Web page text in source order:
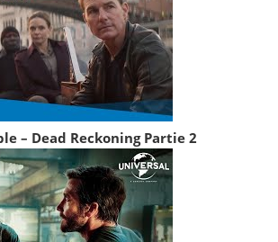
– Dead Reckoning Partie 2